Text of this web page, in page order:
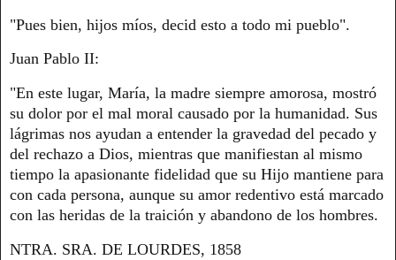
"Pues bien, hijos míos, decid esto a todo mi pueblo".
Juan Pablo II:
"En este lugar, María, la madre siempre amorosa, mostró
su dolor por el mal moral causado por la humanidad. Sus
lágrimas nos ayudan a entender la gravedad del pecado y
del rechazo a Dios, mientras que manifiestan al mismo
tiempo la apasionante fidelidad que su Hijo mantiene para
con cada persona, aunque su amor redentivo está marcado
con las heridas de la traición y abandono de los hombres.
NTRA. SRA. DE LOURDES, 1858